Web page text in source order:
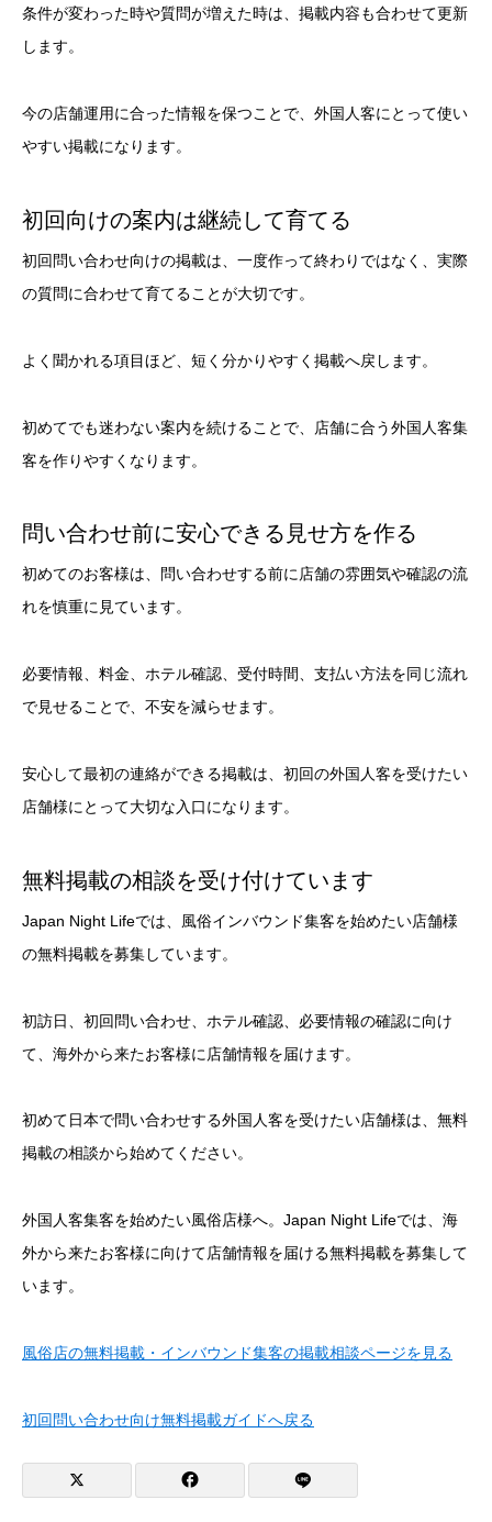
条件が変わった時や質問が増えた時は、掲載内容も合わせて更新
します。
今の店舗運用に合った情報を保つことで、外国人客にとって使い
やすい掲載になります。
初回向けの案内は継続して育てる
初回問い合わせ向けの掲載は、一度作って終わりではなく、実際
の質問に合わせて育てることが大切です。
よく聞かれる項目ほど、短く分かりやすく掲載へ戻します。
初めてでも迷わない案内を続けることで、店舗に合う外国人客集
客を作りやすくなります。
問い合わせ前に安心できる見せ方を作る
初めてのお客様は、問い合わせする前に店舗の雰囲気や確認の流
れを慎重に見ています。
必要情報、料金、ホテル確認、受付時間、支払い方法を同じ流れ
で見せることで、不安を減らせます。
安心して最初の連絡ができる掲載は、初回の外国人客を受けたい
店舗様にとって大切な入口になります。
無料掲載の相談を受け付けています
Japan Night Lifeでは、風俗インバウンド集客を始めたい店舗様
の無料掲載を募集しています。
初訪日、初回問い合わせ、ホテル確認、必要情報の確認に向け
て、海外から来たお客様に店舗情報を届けます。
初めて日本で問い合わせする外国人客を受けたい店舗様は、無料
掲載の相談から始めてください。
外国人客集客を始めたい風俗店様へ。Japan Night Lifeでは、海
外から来たお客様に向けて店舗情報を届ける無料掲載を募集して
います。
風俗店の無料掲載・インバウンド集客の掲載相談ページを見る
初回問い合わせ向け無料掲載ガイドへ戻る